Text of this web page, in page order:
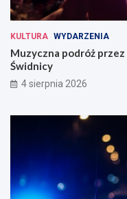
KULTURA WYDARZENIA
Muzyczna podróż
Świdnicy
4 sierpnia 2026